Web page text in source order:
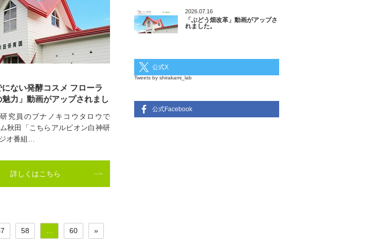
にない発酵コスメ フローラ
魅力」動画がアップされまし
究員のブナノキコウタロウで
秋田「こちらアルビオン白神研
オ番組…
詳しくはこちら
58 … 60 »
2026.07.16
「ぶどう畑改革」動画がアップさ
れました。
公式X
Tweets by shirakami_lab
公式Facebook